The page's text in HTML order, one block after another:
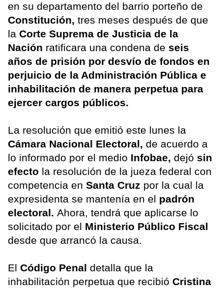
en su departamento del barrio porteño de
Constitución, tres meses después de que
la Corte Suprema de Justicia de la
Nación ratificara una condena de seis
años de prisión por desvío de fondos en
perjuicio de la Administración Pública e
inhabilitación de manera perpetua para
ejercer cargos públicos.
La resolución que emitió este lunes la
Cámara Nacional Electoral, de acuerdo a
lo informado por el medio Infobae, dejó sin
efecto la resolución de la jueza federal con
competencia en Santa Cruz por la cual la
expresidenta se mantenía en el padrón
electoral. Ahora, tendrá que aplicarse lo
solicitado por el Ministerio Público Fiscal
desde que arrancó la causa.
El Código Penal detalla que la
inhabilitación perpetua que recibió Cristina